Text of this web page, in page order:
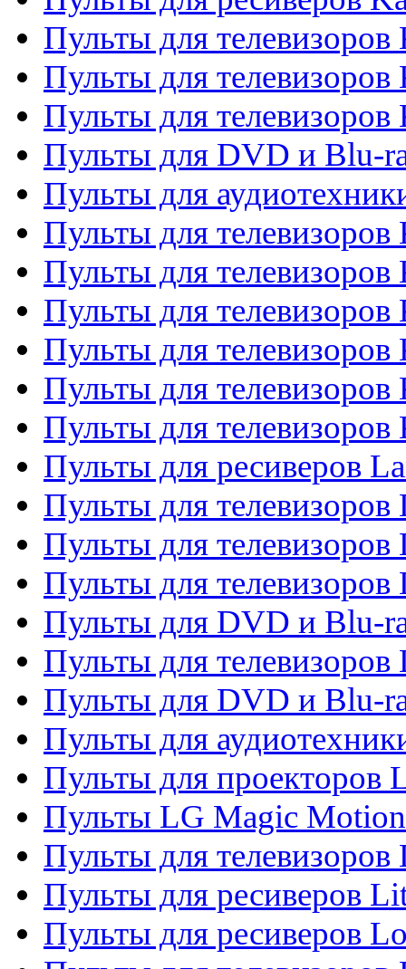
Пульты для телевизоров
Пульты для телевизоров
Пульты для телевизоров
Пульты для DVD и Blu-
Пульты для
Пульты для
Пульты для телевизоров
Пульты для телевизоров
Пульты для телевизоров
Пульты для
Пульты для
Пульты для ресиверов
Пульты для телевизоров
Пульты для телевизоров
Пульты для телевизоров
Пульты для DVD и Blu-
Пульты для телевизоров
Пульты для DVD и Blu-
Пульты для
Пульты для проекторов
Пульты LG Magic Motion
Пульты для
Пульты для ресиверов
Пульты для ресиверов